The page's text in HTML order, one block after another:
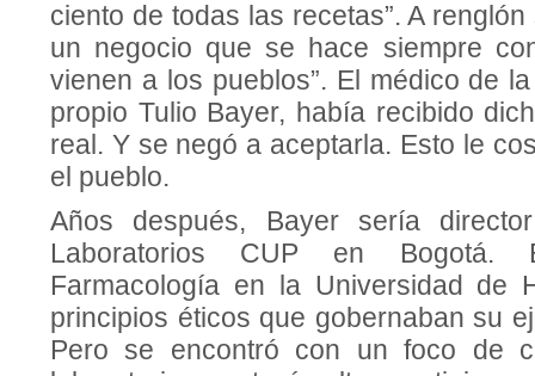
ciento de todas las recetas”. A
un negocio que se hace siempre
vienen a los pueblos”. El médico de
propio Tulio Bayer, había recibido
real. Y se negó a aceptarla. Esto le
el pueblo.
Años después, Bayer sería
Laboratorios CUP en Bogotá.
Farmacología en la Universidad de
principios éticos que gobernaban su
Pero se encontró con un foco de